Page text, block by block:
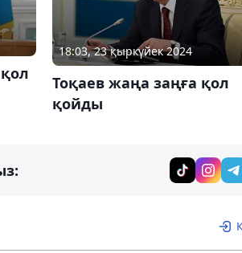
18:03, 23 қыркүйек 2024
Тоқаев жаңа заңға қол
қойды